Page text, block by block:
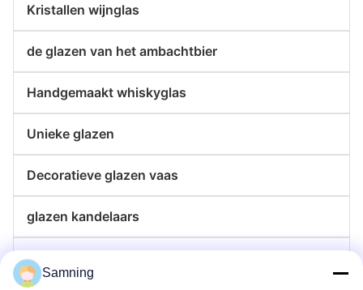
Kristallen wijnglas
de glazen van het ambachtbier
Handgemaakt whiskyglas
Unieke glazen
Decoratieve glazen vaas
glazen kandelaars
de platen van de glaslader
Samning